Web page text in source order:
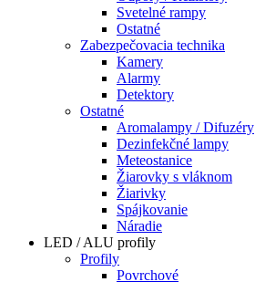
Svetelné rampy
Ostatné
Zabezpečovacia technika
Kamery
Alarmy
Detektory
Ostatné
Aromalampy / Difuzéry
Dezinfekčné lampy
Meteostanice
Žiarovky s vláknom
Žiarivky
Spájkovanie
Náradie
LED / ALU profily
Profily
Povrchové